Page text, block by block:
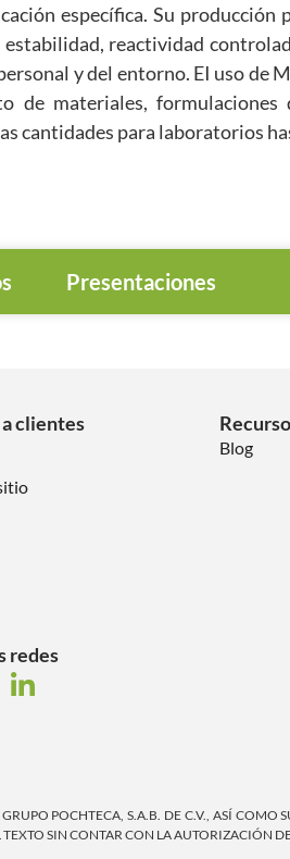
específica. Su
reactividad
y del entorno. EI uso
de materiales,
cantidades para laboratorios
Presentaciones
clientes
Blog
redes
POCHTECA, S.A.B. DE C.V., ASÍ
SIN CONTAR CON LA AUTORIZACIÓN